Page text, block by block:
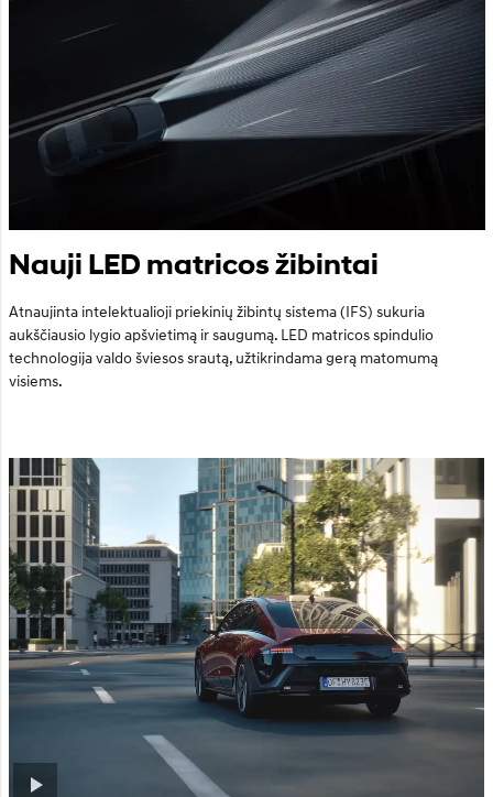
Nauji LED matricos žibintai
Atnaujinta intelektualioji priekinių žibintų sistema (IFS) sukuria
aukščiausio lygio apšvietimą ir saugumą. LED matricos spindulio
technologija valdo šviesos srautą, užtikrindama gerą matomumą
visiems.